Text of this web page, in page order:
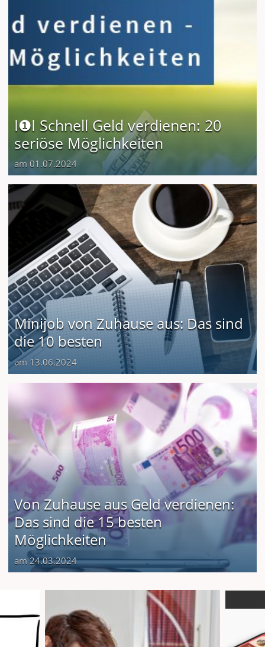
I❶I Schnell Geld verdienen: 20
seriöse Möglichkeiten
am 01.07.2024
Minijob von Zuhause aus: Das sind
die 10 besten
am 13.06.2024
Von Zuhause aus Geld verdienen:
Das sind die 15 besten
Möglichkeiten
am 24.03.2024